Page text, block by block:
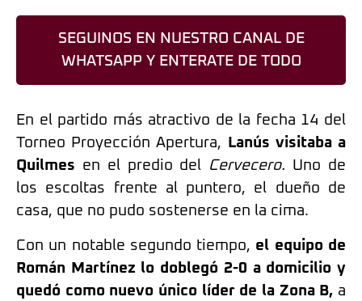
SEGUINOS EN NUESTRO CANAL DE
WHATSAPP Y ENTERATE DE TODO
En el partido más atractivo de la fecha 14 del
Torneo Proyección Apertura,
Lanús visitaba a
Quilmes en el predio del Cervecero. Uno de
los escoltas frente al puntero, el dueño de
casa, que no pudo sostenerse en la cima.
Con un notable segundo tiempo, el equipo de
Román Martínez lo doblegó 2-0 a domicilio y
quedó como nuevo único líder de la Zona B, a